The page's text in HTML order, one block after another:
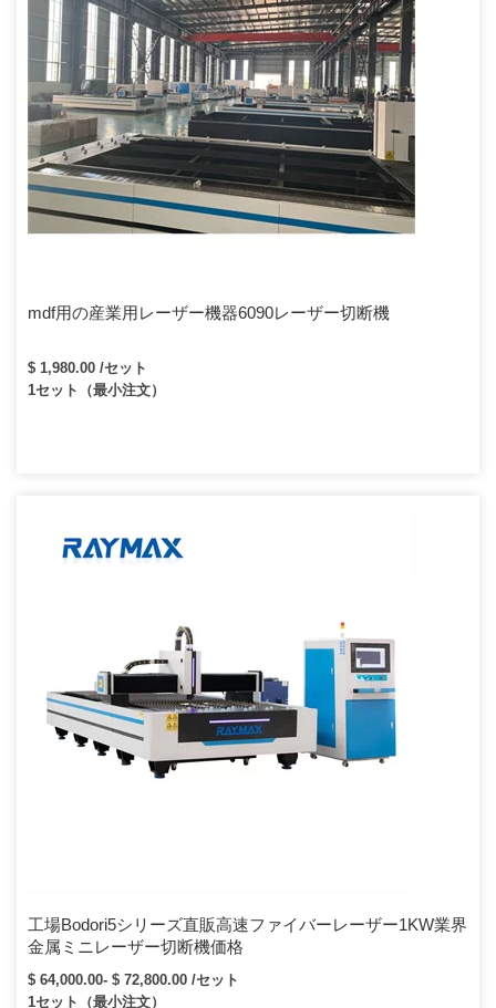
mdf用の産業用レーザー機器6090レーザー切断機
$ 1,980.00 /セット
1セット（最小注文）
工場Bodori5シリーズ直販高速ファイバーレーザー1KW業界
金属ミニレーザー切断機価格
$ 64,000.00- $ 72,800.00 /セット
1セット（最小注文）